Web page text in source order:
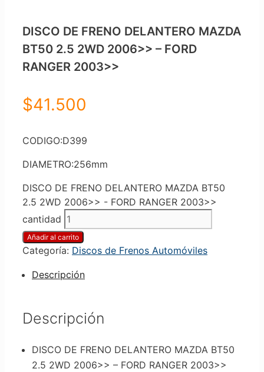
DISCO DE FRENO DELANTERO MAZDA
BT50 2.5 2WD 2006>> – FORD
RANGER 2003>>
$41.500
CODIGO:D399
DIAMETRO:256mm
DISCO DE FRENO DELANTERO MAZDA BT50
2.5 2WD 2006>> - FORD RANGER 2003>>
cantidad
Añadir al carrito
Categoría: Discos de Frenos Automóviles
Descripción
Descripción
DISCO DE FRENO DELANTERO MAZDA BT50
2.5 2WD 2006>> – FORD RANGER 2003>>